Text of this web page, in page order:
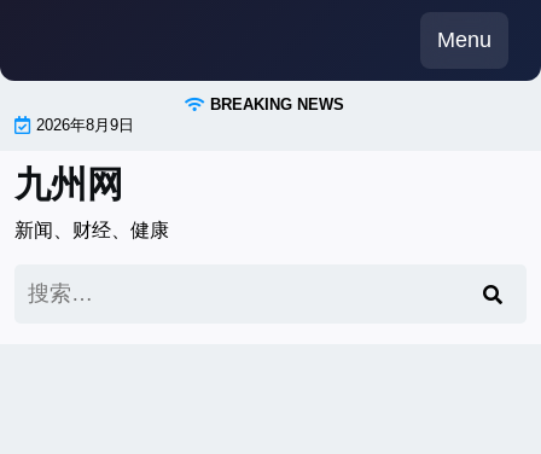
content
Menu
BREAKING NEWS
2026年8月9日
九州网
新闻、财经、健康
索：